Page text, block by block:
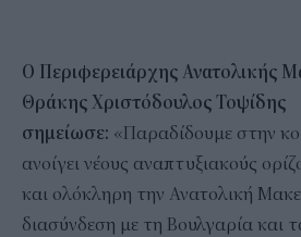
Ο Περιφερειάρχης Ανατολικής
Θράκης Χριστόδουλος Τοψίδης
σημείωσε: «Παραδίδουμε στην
ανοίγει νέους αναπτυξιακούς
και ολόκληρη την Ανατολική
διασύνδεση με τη Βουλγαρία και